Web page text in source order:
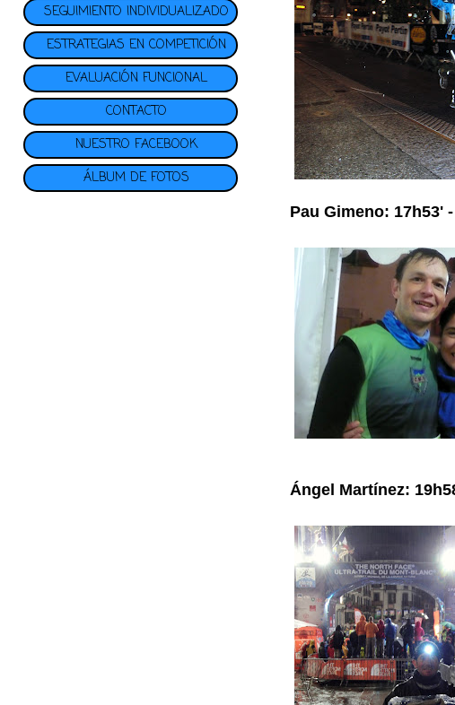
SEGUIMIENTO INDIVIDUALIZADO
ESTRATEGIAS EN COMPETICIÓN
EVALUACIÓN FUNCIONAL
CONTACTO
NUESTRO FACEBOOK
ÁLBUM DE FOTOS
Pau Gimeno: 17h53' -
Ángel Martínez: